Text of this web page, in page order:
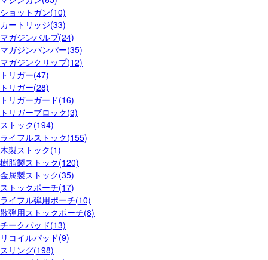
ショットガン(10)
カートリッジ(33)
マガジンバルブ(24)
マガジンバンパー(35)
マガジンクリップ(12)
トリガー(47)
トリガー(28)
トリガーガード(16)
トリガーブロック(3)
ストック(194)
ライフルストック(155)
木製ストック(1)
樹脂製ストック(120)
金属製ストック(35)
ストックポーチ(17)
ライフル弾用ポーチ(10)
散弾用ストックポーチ(8)
チークパッド(13)
リコイルパッド(9)
スリング(198)